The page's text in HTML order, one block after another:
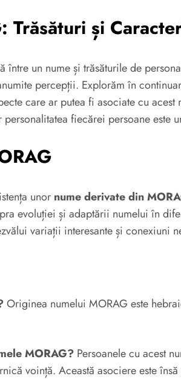
Trăsături și
între un nume și trăsăturile de
percepții. Explorăm în
care ar putea fi asociate cu acest
fiecărei persoane este
unor nume derivate din
evoluției și adaptării numelui în
variații interesante și conexiuni
Originea numelui MORAG este
MORAG? Persoanele cu acest
voință. Această asociere este